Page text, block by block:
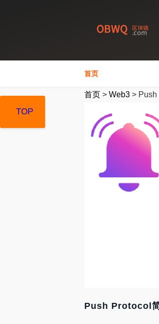
首页
首页 > Web3 > Push
Push Protocol
TOP
TOP
TOP